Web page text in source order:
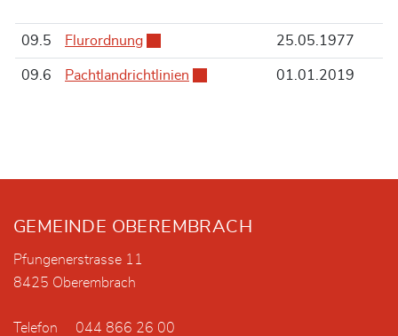
09.5 Flurordnung Externer Link wird in einem neuen
25.05.1977
09.6 Pachtlandrichtlinien Externer Link wird in einem
01.01.2019
Fusszeile
GEMEINDE OBEREMBRACH
Pfungenerstrasse 11
8425 Oberembrach
Telefon
044 866 26 00